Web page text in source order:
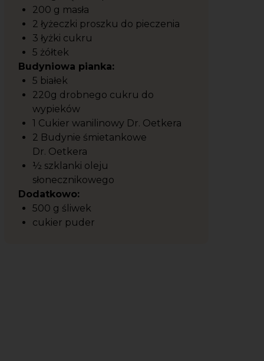
200 g masła
2 łyżeczki proszku do pieczenia
3 łyżki cukru
5 żółtek
Budyniowa pianka:
5 białek
220g drobnego cukru do
wypieków
1 Cukier wanilinowy Dr. Oetkera
2 Budynie śmietankowe
Dr. Oetkera
½ szklanki oleju
słonecznikowego
Dodatkowo:
500 g śliwek
cukier puder